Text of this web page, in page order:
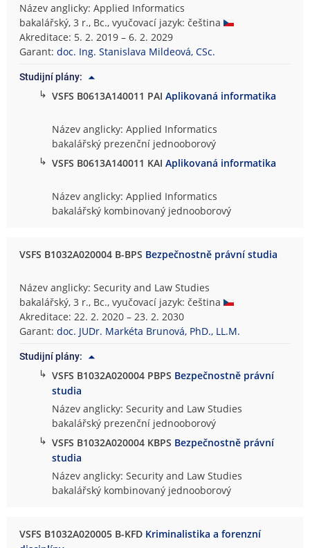
Název anglicky: Applied Informatics
bakalářský, 3 r., Bc., vyučovací jazyk: čeština
Akreditace: 5. 2. 2019 – 6. 2. 2029
Garant:doc. Ing. Stanislava Mildeová, CSc.
Studijní plány:
↳ VSFS B0613A140011 PAIAplikovaná informatika
Název anglicky: Applied Informatics
bakalářský prezenční jednooborový
↳ VSFS B0613A140011 KAIAplikovaná informatika
Název anglicky: Applied Informatics
bakalářský kombinovaný jednooborový
VSFS B1032A020004 B-BPS Bezpečnostně právní studia
Název anglicky: Security and Law Studies
bakalářský, 3 r., Bc., vyučovací jazyk: čeština
Akreditace: 22. 2. 2020 – 23. 2. 2030
Garant:doc. JUDr. Markéta Brunová, PhD., LL.M.
Studijní plány:
↳ VSFS B1032A020004 PBPS Bezpečnostně právní
studia
Název anglicky: Security and Law Studies
bakalářský prezenční jednooborový
↳ VSFS B1032A020004 KBPS Bezpečnostně právní
studia
Název anglicky: Security and Law Studies
bakalářský kombinovaný jednooborový
VSFS B1032A020005 B-KFD Kriminalistika a forenzní